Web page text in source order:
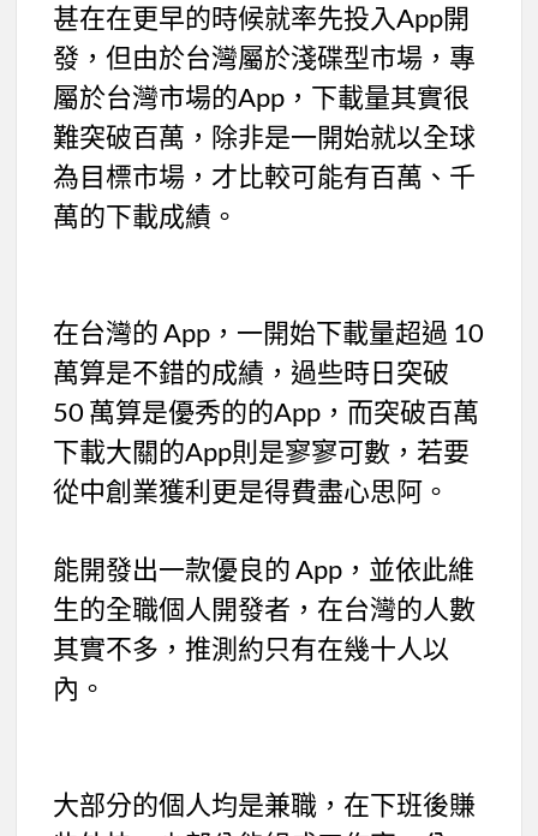
甚在在更早的時候就率先投入App開
發，但由於台灣屬於淺碟型市場，專
屬於台灣市場的App，下載量其實很
難突破百萬，除非是一開始就以全球
為目標市場，才比較可能有百萬、千
萬的下載成績。
在台灣的 App，一開始下載量超過 10
萬算是不錯的成績，過些時日突破
50 萬算是優秀的的App，而突破百萬
下載大關的App則是寥寥可數，若要
從中創業獲利更是得費盡心思阿。
能開發出一款優良的 App，並依此維
生的全職個人開發者，在台灣的人數
其實不多，推測約只有在幾十人以
內。
大部分的個人均是兼職，在下班後賺